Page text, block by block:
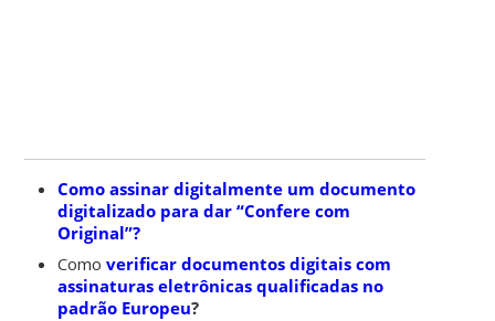
Como assinar digitalmente um documento
digitalizado para dar “Confere com
Original”?
Comoverificar documentos digitais com
assinaturas eletrônicas qualificadas no
padrão Europeu?